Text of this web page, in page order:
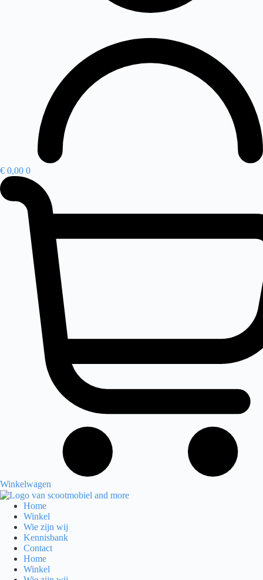
€ 0,00 0
Winkelwagen
Home
Winkel
Wie zijn wij
Kennisbank
Contact
Home
Winkel